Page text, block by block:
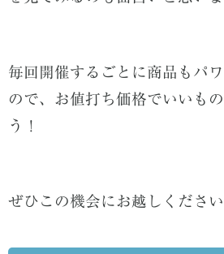
毎回開催するごとに商品もパ
ので、お値打ち価格でいいも
う！
ぜひこの機会にお越しください